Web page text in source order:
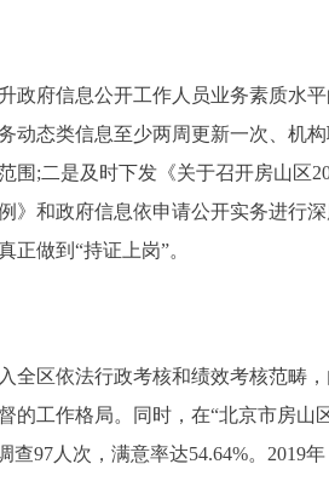
府信息公开工作人员业务素质水平
态类信息至少两周更新一次、机
;二是及时下发《关于召开房山区
和政府信息依申请公开实务进行
做到“持证上岗”。
区依法行政考核和绩效考核范畴，
工作格局。同时，在“北京市房山
97人次，满意率达54.64%。2019